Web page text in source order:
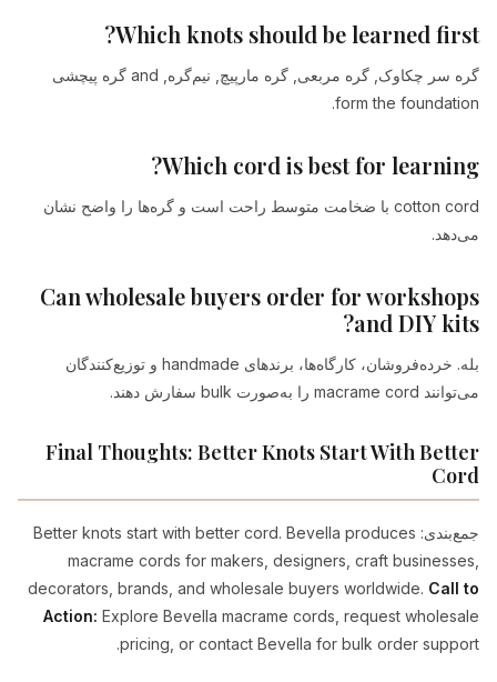
Which knots should be learned first?
گره سر چکاوک, گره مربعی, گره مارپیچ, نیم‌گره, and گره پیچشی
form the foundation.
Which cord is best for learning?
cotton cord با ضخامت متوسط راحت است و گره‌ها را واضح نشان
می‌دهد.
Can wholesale buyers order for workshops
and DIY kits?
بله. خرده‌فروشان، کارگاه‌ها، برندهای handmade و توزیع‌کنندگان
می‌توانند macrame cord را به‌صورت bulk سفارش دهند.
Final Thoughts: Better Knots Start With Better
Cord
جمع‌بندی: Better knots start with better cord. Bevella produces
macrame cords for makers, designers, craft businesses,
decorators, brands, and wholesale buyers worldwide. Call to
Action: Explore Bevella macrame cords, request wholesale
pricing, or contact Bevella for bulk order support.